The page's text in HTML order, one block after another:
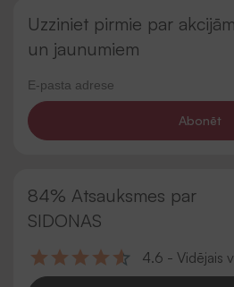
Uzziniet pirmie par akcijām
un jaunumiem
Abonēt
84% Atsauksmes par
SIDONAS
4.6 - Vidējais